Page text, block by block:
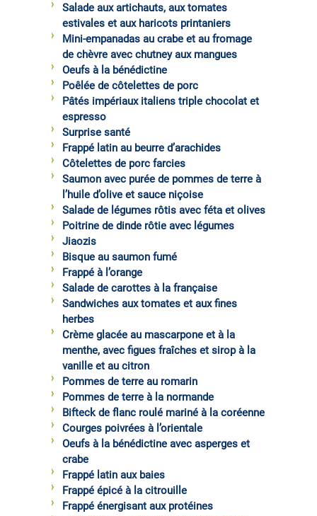
Salade aux artichauts, aux tomates
estivales et aux haricots printaniers
Mini-empanadas au crabe et au fromage
de chèvre avec chutney aux mangues
Oeufs à la bénédictine
Poêlée de côtelettes de porc
Pâtés impériaux italiens triple chocolat et
espresso
Surprise santé
Frappé latin au beurre d’arachides
Côtelettes de porc farcies
Saumon avec purée de pommes de terre à
l’huile d’olive et sauce niçoise
Salade de légumes rôtis avec féta et olives
Poitrine de dinde rôtie avec légumes
Jiaozis
Bisque au saumon fumé
Frappé à l’orange
Salade de carottes à la française
Sandwiches aux tomates et aux fines
herbes
Crème glacée au mascarpone et à la
menthe, avec figues fraîches et sirop à la
vanille et au citron
Pommes de terre au romarin
Pommes de terre à la normande
Bifteck de flanc roulé mariné à la coréenne
Courges poivrées à l’orientale
Oeufs à la bénédictine avec asperges et
crabe
Frappé latin aux baies
Frappé épicé à la citrouille
Frappé énergisant aux protéines